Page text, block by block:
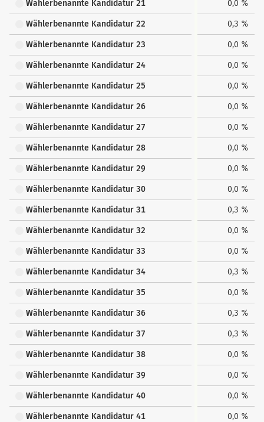
Wählerbenannte Kandidatur 21 0,0 %
Wählerbenannte Kandidatur 22 0,3 %
Wählerbenannte Kandidatur 23 0,0 %
Wählerbenannte Kandidatur 24 0,0 %
Wählerbenannte Kandidatur 25 0,0 %
Wählerbenannte Kandidatur 26 0,0 %
Wählerbenannte Kandidatur 27 0,0 %
Wählerbenannte Kandidatur 28 0,0 %
Wählerbenannte Kandidatur 29 0,0 %
Wählerbenannte Kandidatur 30 0,0 %
Wählerbenannte Kandidatur 31 0,3 %
Wählerbenannte Kandidatur 32 0,0 %
Wählerbenannte Kandidatur 33 0,0 %
Wählerbenannte Kandidatur 34 0,3 %
Wählerbenannte Kandidatur 35 0,0 %
Wählerbenannte Kandidatur 36 0,3 %
Wählerbenannte Kandidatur 37 0,3 %
Wählerbenannte Kandidatur 38 0,0 %
Wählerbenannte Kandidatur 39 0,0 %
Wählerbenannte Kandidatur 40 0,0 %
Wählerbenannte Kandidatur 41 0,0 %